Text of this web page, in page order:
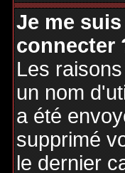
Je me
connecter
Les
un nom
a été
supprimé
le dernier